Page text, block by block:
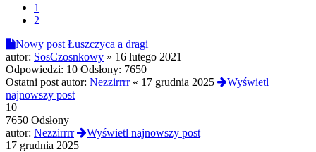
1
2
Nowy post Łuszczyca a dragi
autor: SosCzosnkowy » 16 lutego 2021
Odpowiedzi: 10 Odsłony: 7650
Ostatni post autor: Nezzirrrr« 17 grudnia 2025
Wyświetl
najnowszy post
10
7650 Odsłony
autor: Nezzirrrr
Wyświetl najnowszy post
17 grudnia 2025